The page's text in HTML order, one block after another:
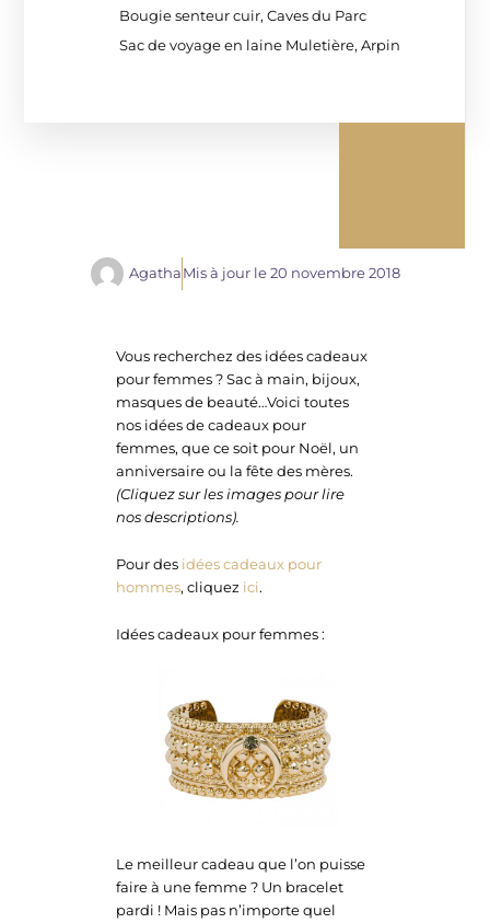
Bougie senteur cuir, Caves du Parc
Sac de voyage en laine Muletière, Arpin
Agatha Mis à jour le 20 novembre 2018
Vous recherchez des idées cadeaux
pour femmes ? Sac à main, bijoux,
masques de beauté…Voici toutes
nos idées de cadeaux pour
femmes, que ce soit pour Noël, un
anniversaire ou la fête des mères.
(Cliquez sur les images pour lire
nos descriptions).
Pour des idées cadeaux pour
hommes, cliquez ici.
Idées cadeaux pour femmes :
Le meilleur cadeau que l’on puisse
faire à une femme ? Un bracelet
pardi ! Mais pas n’importe quel